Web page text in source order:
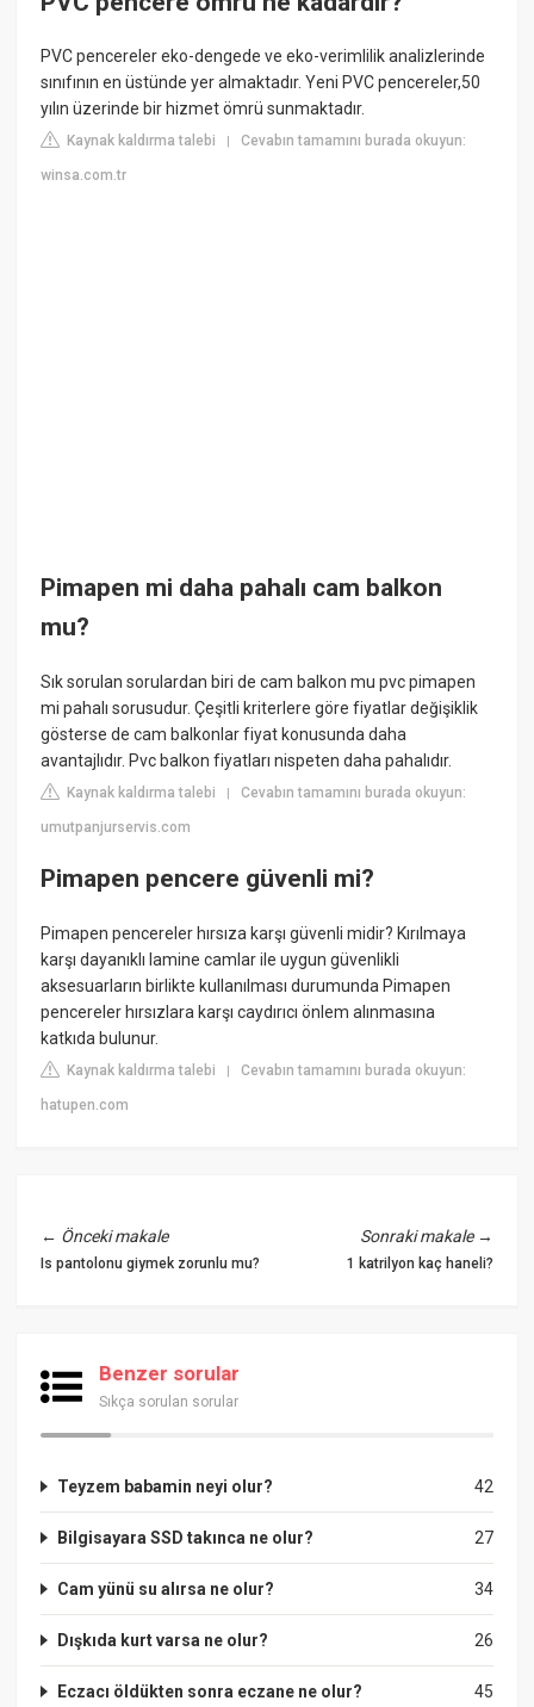
PVC pencereler eko-dengede ve eko-verimlilik analizlerinde
sınıfının en üstünde yer almaktadır. Yeni PVC pencereler,50
yılın üzerinde bir hizmet ömrü sunmaktadır.
Kaynak kaldırma talebi |Cevabın tamamını burada okuyun:
winsa.com.tr
Pimapen mi daha pahalı cam balkon
mu?
Sık sorulan sorulardan biri de cam balkon mu pvc pimapen
mi pahalı sorusudur. Çeşitli kriterlere göre fiyatlar değişiklik
gösterse de cam balkonlar fiyat konusunda daha
avantajlıdır. Pvc balkon fiyatları nispeten daha pahalıdır.
Kaynak kaldırma talebi |Cevabın tamamını burada okuyun:
umutpanjurservis.com
Pimapen pencere güvenli mi?
Pimapen pencereler hırsıza karşı güvenli midir? Kırılmaya
karşı dayanıklı lamine camlar ile uygun güvenlikli
aksesuarların birlikte kullanılması durumunda Pimapen
pencereler hırsızlara karşı caydırıcı önlem alınmasına
katkıda bulunur.
Kaynak kaldırma talebi |Cevabın tamamını burada okuyun:
hatupen.com
← Önceki makale
Is pantolonu giymek zorunlu mu?
Sonraki makale→
1 katrilyon kaç haneli?
Benzer sorular
Sıkça sorulan sorular
42
Teyzem babamin neyi olur?
27
Bilgisayara SSD takınca ne olur?
34
Cam yünü su alırsa ne olur?
26
Dışkıda kurt varsa ne olur?
45
Eczacı öldükten sonra eczane ne olur?